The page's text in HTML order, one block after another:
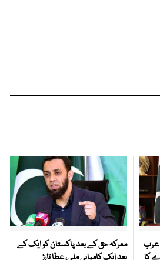
عرب
معرکہ حق کے بعد پاکستان کو ایک کے